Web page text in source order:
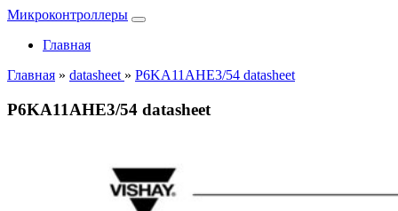
Микроконтроллеры
Главная
Главная » datasheet » P6KA11AHE3/54 datasheet
P6KA11AHE3/54 datasheet